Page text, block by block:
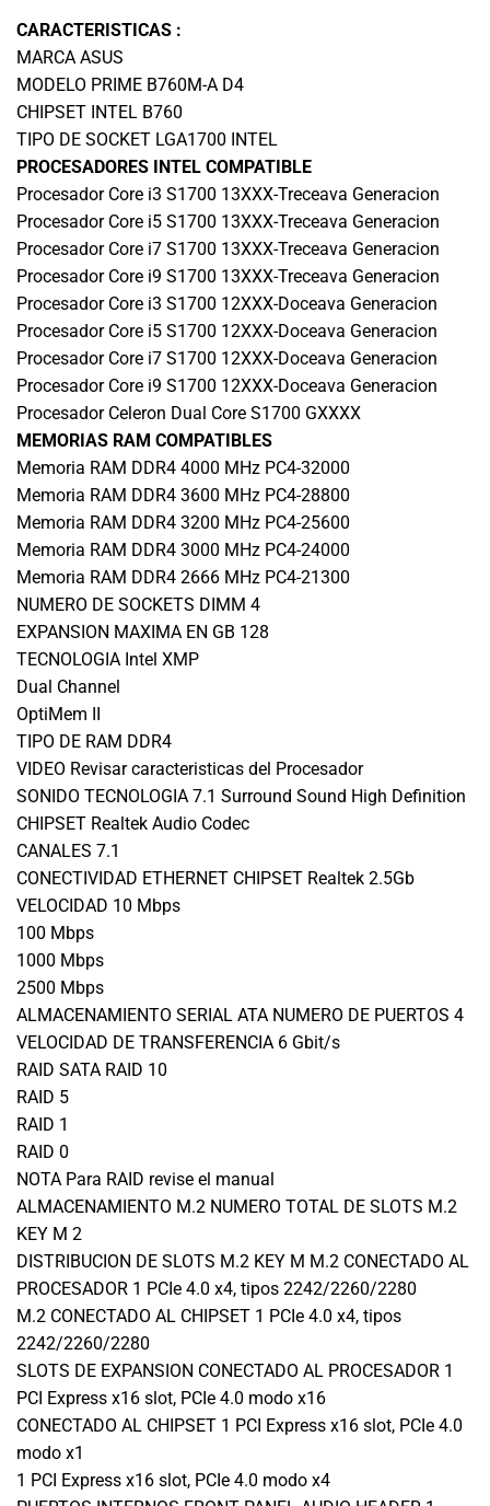
CARACTERISTICAS :
MARCA ASUS
MODELO PRIME B760M-A D4
CHIPSET INTEL B760
TIPO DE SOCKET LGA1700 INTEL
PROCESADORES INTEL COMPATIBLE
Procesador Core i3 S1700 13XXX-Treceava Generacion
Procesador Core i5 S1700 13XXX-Treceava Generacion
Procesador Core i7 S1700 13XXX-Treceava Generacion
Procesador Core i9 S1700 13XXX-Treceava Generacion
Procesador Core i3 S1700 12XXX-Doceava Generacion
Procesador Core i5 S1700 12XXX-Doceava Generacion
Procesador Core i7 S1700 12XXX-Doceava Generacion
Procesador Core i9 S1700 12XXX-Doceava Generacion
Procesador Celeron Dual Core S1700 GXXXX
MEMORIAS RAM COMPATIBLES
Memoria RAM DDR4 4000 MHz PC4-32000
Memoria RAM DDR4 3600 MHz PC4-28800
Memoria RAM DDR4 3200 MHz PC4-25600
Memoria RAM DDR4 3000 MHz PC4-24000
Memoria RAM DDR4 2666 MHz PC4-21300
NUMERO DE SOCKETS DIMM 4
EXPANSION MAXIMA EN GB 128
TECNOLOGIA Intel XMP
Dual Channel
OptiMem II
TIPO DE RAM DDR4
VIDEO Revisar caracteristicas del Procesador
SONIDO TECNOLOGIA 7.1 Surround Sound High Definition
CHIPSET Realtek Audio Codec
CANALES 7.1
CONECTIVIDAD ETHERNET CHIPSET Realtek 2.5Gb
VELOCIDAD 10 Mbps
100 Mbps
1000 Mbps
2500 Mbps
ALMACENAMIENTO SERIAL ATA NUMERO DE PUERTOS 4
VELOCIDAD DE TRANSFERENCIA 6 Gbit/s
RAID SATA RAID 10
RAID 5
RAID 1
RAID 0
NOTA Para RAID revise el manual
ALMACENAMIENTO M.2 NUMERO TOTAL DE SLOTS M.2
KEY M 2
DISTRIBUCION DE SLOTS M.2 KEY M M.2 CONECTADO AL
PROCESADOR 1 PCIe 4.0 x4, tipos 2242/2260/2280
M.2 CONECTADO AL CHIPSET 1 PCIe 4.0 x4, tipos
2242/2260/2280
SLOTS DE EXPANSION CONECTADO AL PROCESADOR 1
PCI Express x16 slot, PCIe 4.0 modo x16
CONECTADO AL CHIPSET 1 PCI Express x16 slot, PCIe 4.0
modo x1
1 PCI Express x16 slot, PCIe 4.0 modo x4